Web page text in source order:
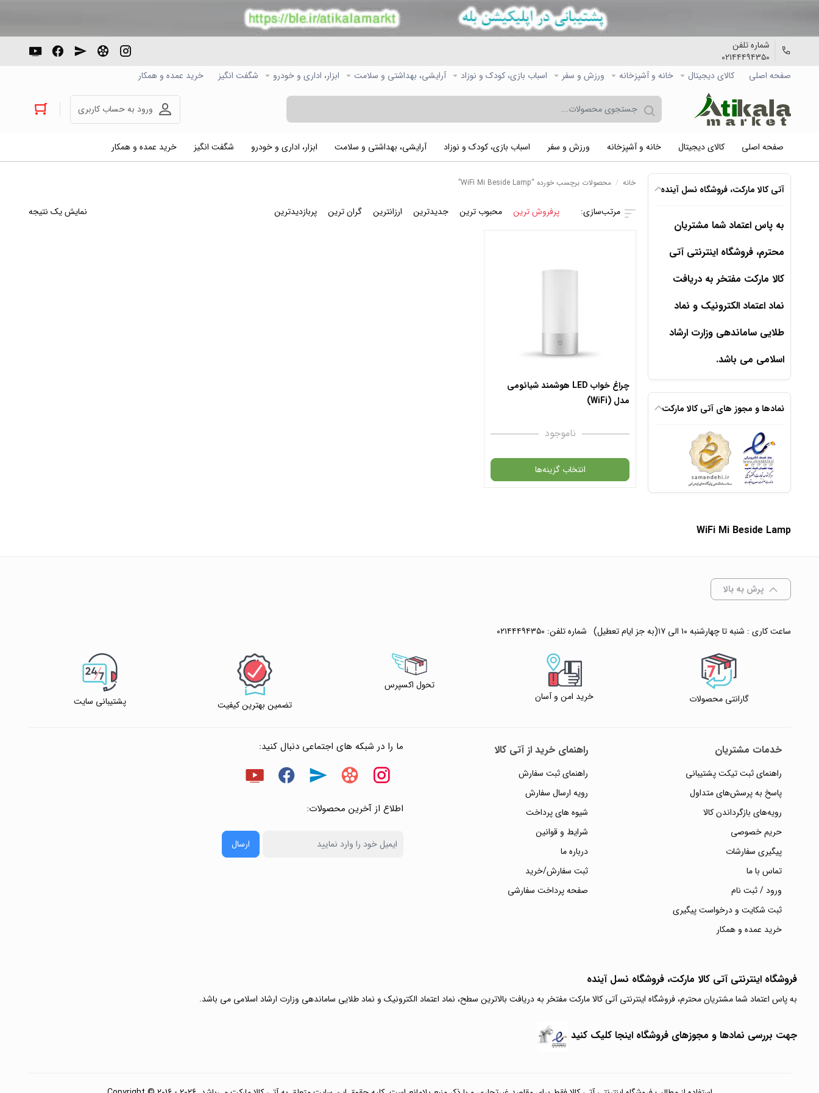
شماره تلفن
۰۲۱۴۴۴۹۴۳۵۰
صفحه اصلی
کالاي دیجیتال خانه و آشپزخانه ورزش و سفر اسباب بازی، کودک و نوزاد آرایشی، بهداشتی و سلامت ابزار، اداری و خودرو شگفت انگیز خرید عمده و همکار
ورود به حساب کاربری
صفحه اصلی کالاي دیجیتال خانه و آشپزخانه ورزش و سفر اسباب بازی، کودک و نوزاد آرایشی، بهداشتی و سلامت ابزار، اداری و خودرو شگفت انگیز خرید عمده و همکار
آتی کالا مارکت، فروشگاه نسل آینده
به پاس اعتماد شما مشتریان
محترم، فروشگاه اینترنتی آتی
کالا مارکت مفتخر به دریافت
نماد اعتماد الکترونیک و نماد
طلایی ساماندهی وزارت ارشاد
اسلامی می باشد.
نمادها و مجوز های آتی کالا مارکت
خانه / محصولات برچسب خورده “WiFi Mi Beside Lamp”
نمایش یک نتیجه پرفروش ترین محبوب ترین جدیدترین ارزانترین گران ترین پربازدیدترین
چراغ خواب LED هوشمند شیائومی
مدل (WiFi)
ناموجود
انتخاب گزینه‌ها
WiFi Mi Beside Lamp
پرش به بالا
ساعت کاری : شنبه تا چهارشنبه ۱۰ الی ۱۷(به جز ایام تعطیل) شماره تلفن: ۰۲۱۴۴۴۹۴۳۵۰
گارانتی محصولات خرید امن و آسان
تحول اکسپرس
تضمین بهترین کیفیت
پشتیبانی سایت
خدمات مشتریان
راهنمای ثبت تیکت پشتیبانی
پاسخ به پرسش‌های متداول
رویه‌های بازگرداندن کالا
حریم خصوصی
پیگیری سفارشات
تماس با ما
ورود / ثبت نام
ثبت شکایت و درخواست پیگیری
خرید عمده و همکار
راهنمای خرید از آتی کالا
راهنمای ثبت سفارش
رویه ارسال سفارش
شیوه های پرداخت
شرایط و قوانین
درباره ما
ثبت سفارش/خرید
صفحه پرداخت سفارشی
ما را در شبکه های اجتماعی دنبال کنید:
اطلاع از آخرین محصولات:
ارسال
فروشگاه اینترنتی آتی‌ کالا مارکت، فروشگاه نسل آینده
به پاس اعتماد شما مشتریان محترم، فروشگاه اینترنتی آتی کالا مارکت مفتخر به دریافت بالاترین سطح، نماد اعتماد الکترونیک و نماد طلایی ساماندهی وزارت ارشاد اسلامی می باشد.
جهت بررسی نمادها و مجوزهای فروشگاه اینجا کلیک کنید